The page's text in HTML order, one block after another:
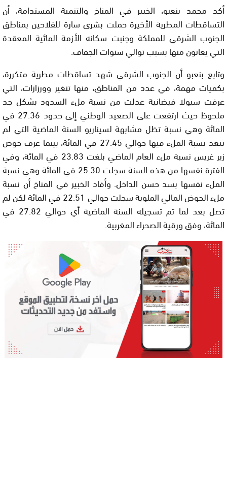
أكد محمد بنعبو، الخبير في المناخ والتنمية المستدامة، أن
التساقطات المطرية الأخيرة حملت بشرى سارة للفلاحين بمناطق
الجنوب الشرقي للمملكة وجنبت سكانه الأزمة المائية المعقدة
التي يعانون منها بسبب توالي سنوات الجفاف.
وتابع بنعبو أن الجنوب الشرقي شهد تساقطات مطرية متكررة،
بكميات مهمة، في عدد من المناطق، منها تنغير وورزازات، التي
عرفت سيولا فيضانية عدلت من نسبة ملء السدود بشكل جد
ملحوظ حيث ارتفعت على الصعيد الوطني إلى حدود 27.36 في
المائة وهي نسبة تظل مشابهة لسيناريو السنة الماضية التي لم
تتعد نسبة الملء فيها حوالي 27.45 في المائة، بينما عرف حوض
زير غريس نسبة ملء العام الماضي بلغت 23.83 في المائة، وفي
الفترة نفسها من هذه السنة سجلت 25.30 في المائة وهي نسبة
الملء نفسها بسد حسن الداخل. وأفاد الخبير في المناخ أن نسبة
ملء الحوض المالي الملوية سجلت حوالي 22.51 في المائة لكن لم
تصل بعد لما تم تسجيله السنة الماضية أي حوالي 27.82 في
المائة، وفق ورقية الصحراء المغربية.